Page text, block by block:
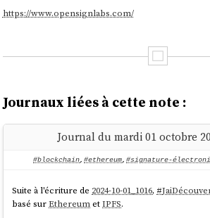
https://www.opensignlabs.com/
Journaux liées à cette note :
Journal du mardi 01 octobre
#blockchain, #ethereum, #signature-
Suite à l'écriture de 2024-10-01_1016, #
basé surEthereumetIPFS.